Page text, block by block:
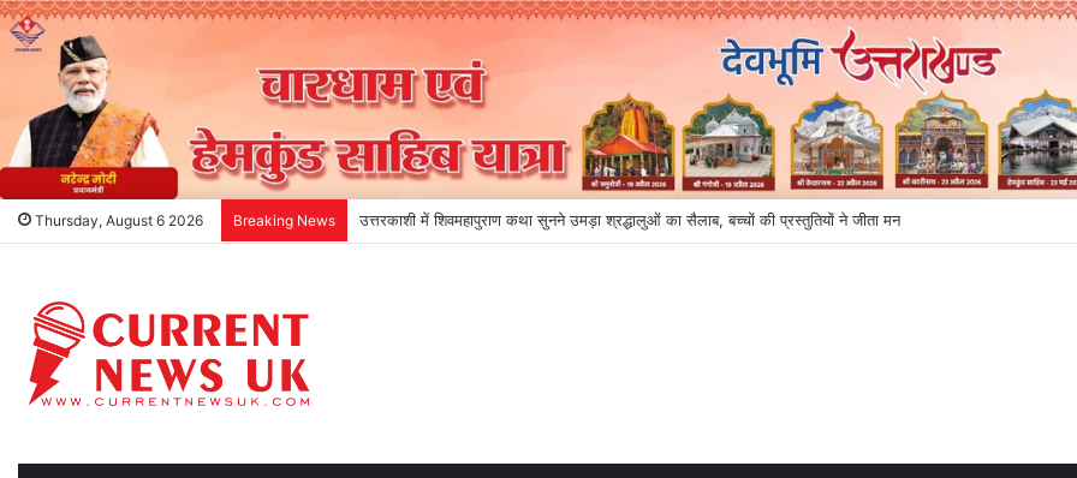
Thursday, August 6 2026 Breaking News देहरादून में सड़क सुरक्षा पर डीएम का बड़ा एक्शन, ब्लैक स्पॉट होंगे सुरक्षित, हर माह होगी समीक्षा